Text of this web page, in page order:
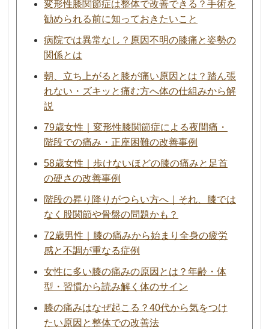
変形性膝関節症は整体で改善できる？手術を
勧められる前に知っておきたいこと
病院では異常なし？原因不明の膝痛と姿勢の
関係とは
朝、立ち上がると膝が痛い原因とは？踏ん張
れない・ズキッと痛む方へ体の仕組みから解
説
79歳女性｜変形性膝関節症による夜間痛・
階段での痛み・正座困難の改善事例
58歳女性｜歩けないほどの膝の痛みと足首
の硬さの改善事例
階段の昇り降りがつらい方へ｜それ、膝では
なく股関節や骨盤の問題かも？
72歳男性｜膝の痛みから始まり全身の疲労
感と不調が重なる症例
女性に多い膝の痛みの原因とは？年齢・体
型・習慣から読み解く体のサイン
膝の痛みはなぜ起こる？40代から気をつけ
たい原因と整体での改善法